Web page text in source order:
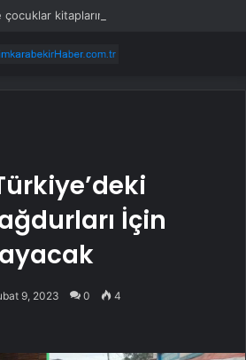
kitapların renkli dünyasında
İçin
9, 2023 0 4